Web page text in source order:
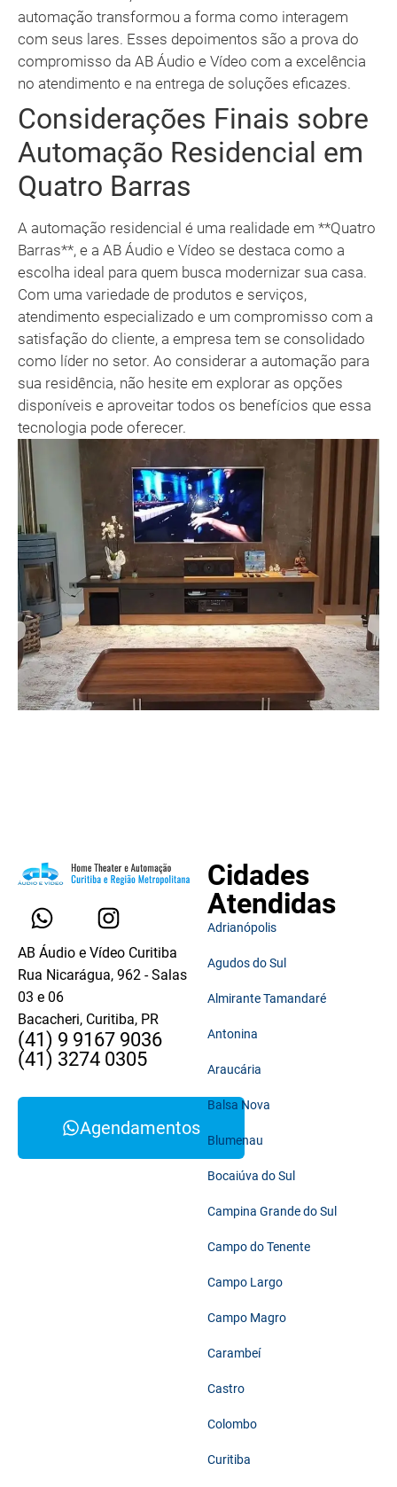
automação transformou a forma como interagem
com seus lares. Esses depoimentos são a prova do
compromisso da AB Áudio e Vídeo com a excelência
no atendimento e na entrega de soluções eficazes.
Considerações Finais sobre
Automação Residencial em
Quatro Barras
A automação residencial é uma realidade em **Quatro
Barras**, e a AB Áudio e Vídeo se destaca como a
escolha ideal para quem busca modernizar sua casa.
Com uma variedade de produtos e serviços,
atendimento especializado e um compromisso com a
satisfação do cliente, a empresa tem se consolidado
como líder no setor. Ao considerar a automação para
sua residência, não hesite em explorar as opções
disponíveis e aproveitar todos os benefícios que essa
tecnologia pode oferecer.
AB Áudio e Vídeo Curitiba
Rua Nicarágua, 962 - Salas
03 e 06
Bacacheri, Curitiba, PR
(41) 9 9167 9036
(41) 3274 0305
Agendamentos
Cidades
Atendidas
Adrianópolis
Agudos do Sul
Almirante Tamandaré
Antonina
Araucária
Balsa Nova
Blumenau
Bocaiúva do Sul
Campina Grande do Sul
Campo do Tenente
Campo Largo
Campo Magro
Carambeí
Castro
Colombo
Curitiba